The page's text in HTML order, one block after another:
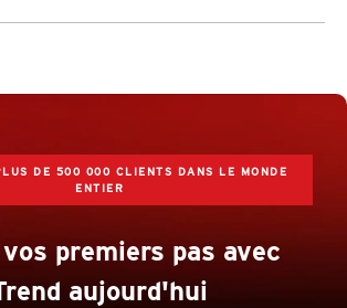
DE 500 000 CLIENTS DANS LE MONDE
ENTIER
premiers pas avec
aujourd'hui